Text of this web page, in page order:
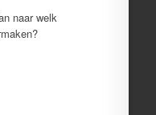
naar welk